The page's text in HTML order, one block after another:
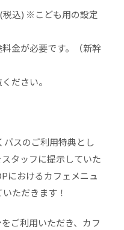
税込) ※こども用の設定
金が必要です。（新幹
ださい。
パスのご利用特典とし
タッフに提示していた
におけるカフェメニュ
ただきます！
ご利用いただき、カフ